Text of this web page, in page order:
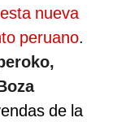
esta nueva
peruano.
de la